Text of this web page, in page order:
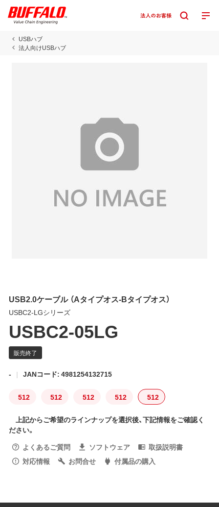
USBハブ
法人向けUSBハブ
USB2.0ケーブル （Aタイプオス-Bタイプオス）
USBC2-LGシリーズ
USBC2-05LG
- JANコード: 4981254132715
512 512 512 512 512
上記からご希望のラインナップを選択後、下記情報をご確認く
ださい。
よくあるご質問
ソフトウェア
取扱説明書
対応情報
お問合せ 付属品の購入